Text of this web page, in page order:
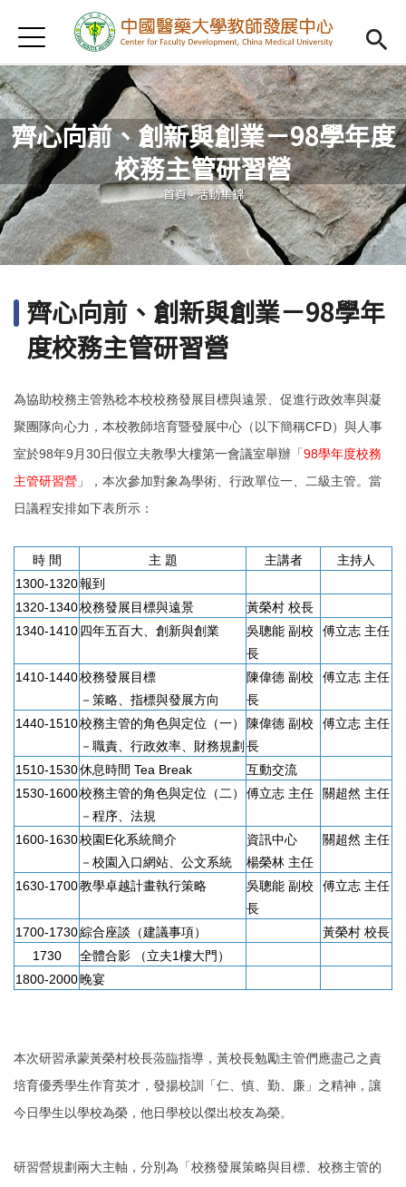
首頁
Open
認識我們
Open
教學研習
Open
新進教師
Open
傑出教授
Open
教師專業社群
Open
借用項目
Jump to Navigation
Jump to Main content
齊心向前、創新與創業－98學年度
校務主管研習營
您在這裡
首頁-活動集錦
齊心向前、創新與創業－98學年
度校務主管研習營
為協助校務主管熟稔本校校務發展目標與遠景、促進行政效率與凝
聚團隊向心力 ，本校教師培育暨發展中心（以下簡稱CFD）與人事
室於98年9月30日假立夫教學大樓第一會議室舉辦「 98學年度校務
主管研習營 」，本次參加對象為學術、行政單位一、二級主管。當
日議程安排如下表所示：
時 間 主 題 主講者
主持人
1300-1320報到
1320-1340校務發展目標與遠景
黃榮村 校長
1340-1410 四年五百大、創新與創業
吳聰能 副校
長
傅立志 主任
1410-1440校務發展目標
－策略、指標與發展方向
陳偉德 副校
長
傅立志 主任
1440-1510校務主管的角色與定位（一）
－職責、行政效率、財務規劃
陳偉德 副校
長
傅立志 主任
1510-1530休息時間 Tea Break
互動交流
1530-1600校務主管的角色與定位（二）
－程序、法規
傅立志 主任 關超然 主任
1600-1630校園E化系統簡介
－校園入口網站、公文系統
資訊中心
楊榮林 主任
關超然 主任
1630-1700教學卓越計畫執行策略
吳聰能 副校
長
傅立志 主任
1700-1730綜合座談（建議事項）
黃榮村 校長
1730
全體合影 （立夫1樓大門）
1800-2000晚宴
本次研習承蒙黃榮村校長蒞臨指導，黃校長勉勵主管們應盡己之責
培育優秀學生作育英才，發揚校訓「仁、慎、勤、廉」之精神，讓
今日學生以學校為榮，他日學校以傑出校友為榮。
研習營規劃兩大主軸，分別為「校務發展策略與目標、校務主管的